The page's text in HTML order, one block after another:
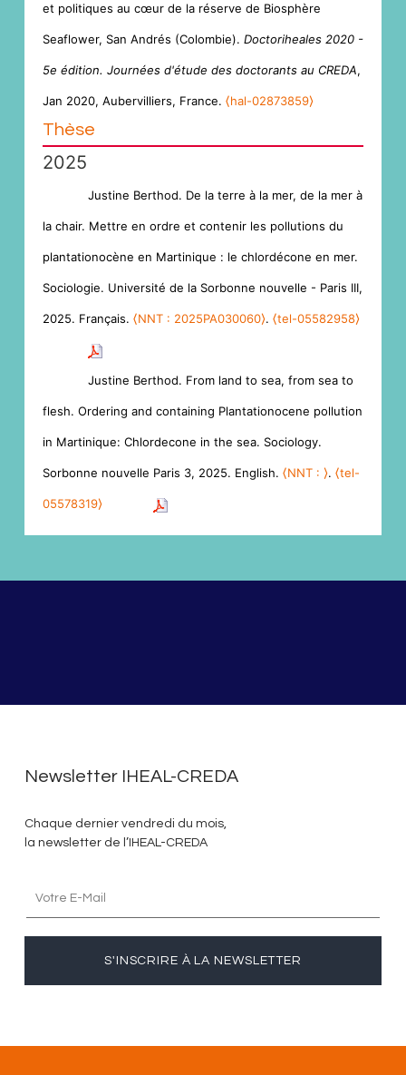
et politiques au cœur de la réserve de Biosphère
Seaflower, San Andrés (Colombie). Doctoriheales 2020 -
5e édition. Journées d'étude des doctorants au CREDA,
Jan 2020, Aubervilliers, France. ⟨hal-02873859⟩
Thèse
2025
Justine Berthod. De la terre à la mer, de la mer à
la chair. Mettre en ordre et contenir les pollutions du
plantationocène en Martinique : le chlordécone en mer.
Sociologie. Université de la Sorbonne nouvelle - Paris III,
2025. Français. ⟨NNT : 2025PA030060⟩. ⟨tel-05582958⟩
Justine Berthod. From land to sea, from sea to
flesh. Ordering and containing Plantationocene pollution
in Martinique: Chlordecone in the sea. Sociology.
Sorbonne nouvelle Paris 3, 2025. English. ⟨NNT : ⟩. ⟨tel-
05578319⟩
Newsletter IHEAL-CREDA
Chaque dernier vendredi du mois,
la newsletter de l’IHEAL-CREDA
S'INSCRIRE À LA NEWSLETTER